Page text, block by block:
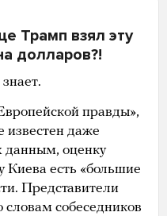
Трамп взял эту
долларов?!
правды»,
известен даже
данным, оценку
Киева есть «большие
Представители
собеседников